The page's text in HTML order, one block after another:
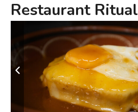
Restaurant Ritual